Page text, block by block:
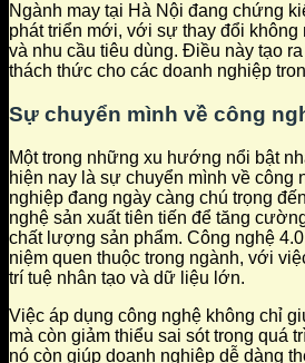
Ngành may tại Hà Nội đang chứng
phát triển mới, với sự thay đổi
và nhu cầu tiêu dùng. Điều này tạo
thách thức cho các doanh nghiệp
Sự chuyển mình về công
Một trong những xu hướng nổi bật
hiện nay là sự chuyển mình về công
nghiệp đang ngày càng chú trọng
nghệ sản xuất tiên tiến để tăng
chất lượng sản phẩm. Công nghệ
niệm quen thuộc trong ngành, với
trí tuệ nhân tạo và dữ liệu lớn.
Việc áp dụng công nghệ không chỉ
mà còn giảm thiểu sai sót trong quá
nó còn giúp doanh nghiệp dễ dàng